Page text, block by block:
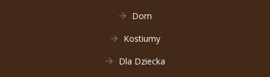
Dom
Kostiumy
Dla Dziecka